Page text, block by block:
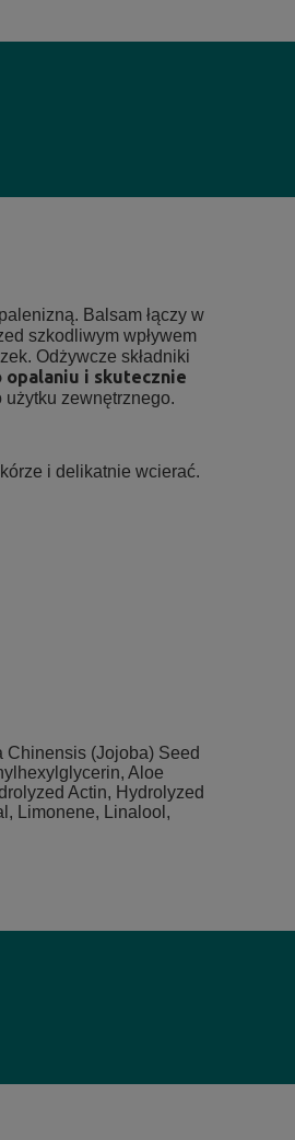
Balsam łączy w
szkodliwym wpływem
Odżywcze składniki
opalaniu i skutecznie
zewnętrznego.
i delikatnie wcierać.
Chinensis (Jojoba) Seed
Aloe
Actin, Hydrolyzed
Limonene, Linalool,